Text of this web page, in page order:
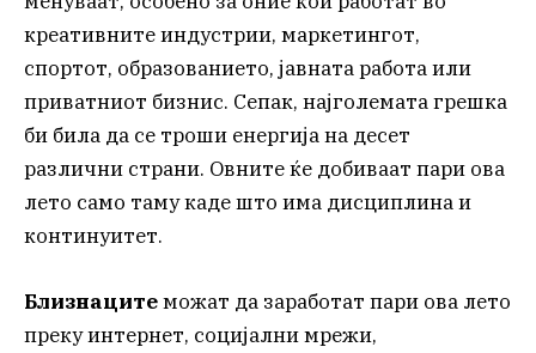
креативните индустрии, маркетингот,
спортот, образованието, јавната работа или
приватниот бизнис. Сепак, најголемата грешка
би била да се троши енергија на десет
различни страни. Овните ќе добиваат пари ова
лето само таму каде што има дисциплина и
континуитет.
Близнацитеможат да заработат пари ова лето
преку интернет, социјални мрежи,